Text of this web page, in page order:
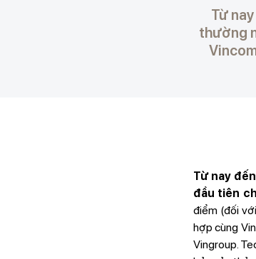
Từ
thường
Từ nay
đầu tiên
điểm (đối
hợp cùng
Vingroup.